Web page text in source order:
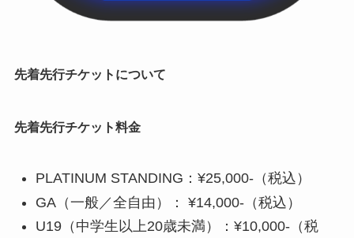
先着先行チケットについて
先着先行チケット料金
PLATINUM STANDING：¥25,000-（税込）
GA（一般／全自由）： ¥14,000-（税込）
U19（中学生以上20歳未満）：¥10,000-（税